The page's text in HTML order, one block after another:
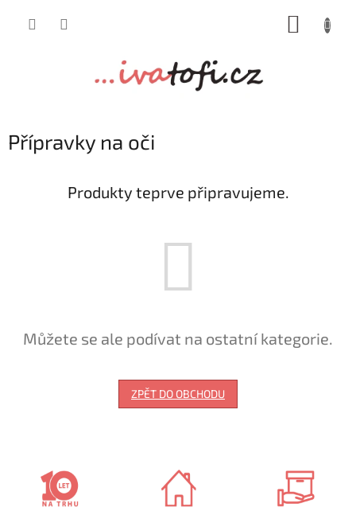
Přípravky na oči
Produkty teprve připravujeme.
Můžete se ale podívat na ostatní kategorie.
ZPĚT DO OBCHODU